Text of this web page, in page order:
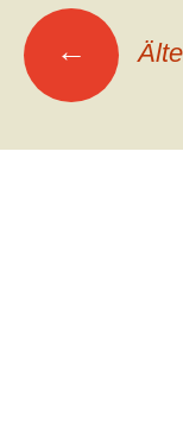
Beitrags-
Navigation
←